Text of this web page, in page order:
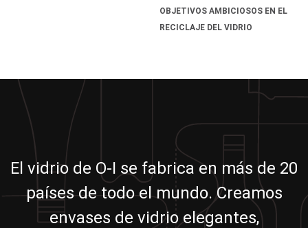
OBJETIVOS AMBICIOSOS EN EL
RECICLAJE DEL VIDRIO
El vidrio de O-I se fabrica en más de 20
países de todo el mundo. Creamos
envases de vidrio elegantes,